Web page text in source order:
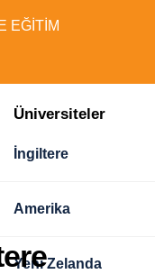
EĞİTİM
Üniversiteler
İngiltere
Amerika
Yeni Zelanda